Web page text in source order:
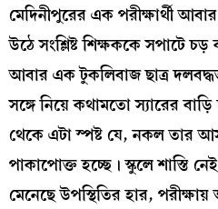
মেদিনীপুরের এক পরীক্ষার্থী
উঠে সংশ্লিষ্ট শিক্ষককে সপাটে
আবার এক টুকলিবাজ ছাত্র
সঙ্গে নিয়ে কথামতো স্যারের
থেকে এটা স্পষ্ট যে, নকল তার
পাকাপোক্ত হচ্ছে। স্কুলে শাস্তি
মেনেছে উপস্থিতির হার,